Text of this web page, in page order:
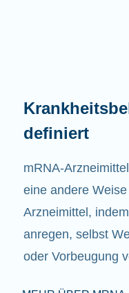
definiert
mRNA-
eine andere
Arzneimittel,
anregen, selbst
oder Vorbeugung